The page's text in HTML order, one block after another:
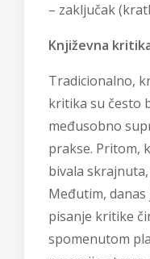
– zaključak
Književna
Tradicionalno,
kritika su često
međusobno
prakse. Pritom,
bivala
Međutim, danas
pisanje kritike
spomenutom